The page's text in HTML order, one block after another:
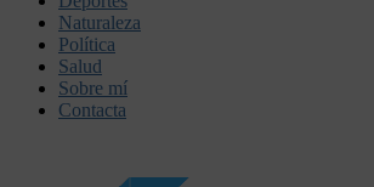
Naturaleza
Política
Salud
Sobre mí
Contacta